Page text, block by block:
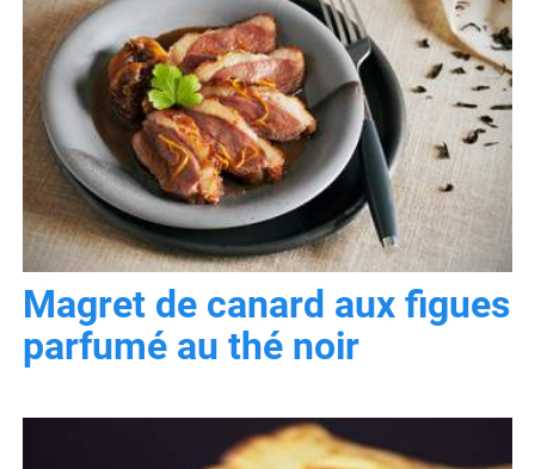
Magret de canard aux figues
parfumé au thé noir